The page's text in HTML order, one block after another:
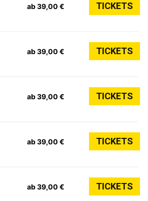
ab 39,00 € TICKETS
ab 39,00 € TICKETS
ab 39,00 € TICKETS
ab 39,00 € TICKETS
ab 39,00 € TICKETS